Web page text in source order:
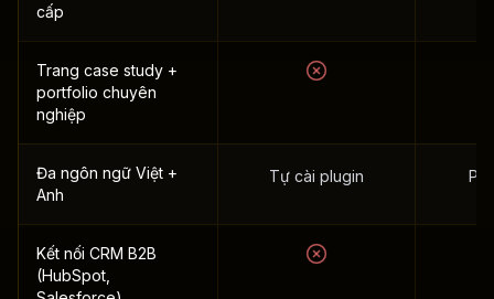
cấp
Trang case study +
portfolio chuyên
nghiệp
Đa ngôn ngữ Việt +
Anh
Tự cài plugin
Kết nối CRM B2B
(HubSpot,